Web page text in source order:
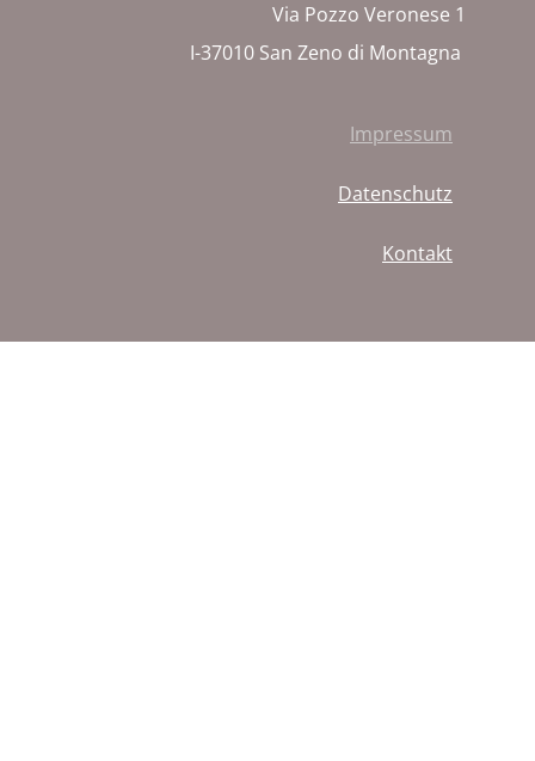
Via Pozzo Veronese 1
I-37010 San Zeno di Montagna
Impressum
Datenschutz
Kontakt